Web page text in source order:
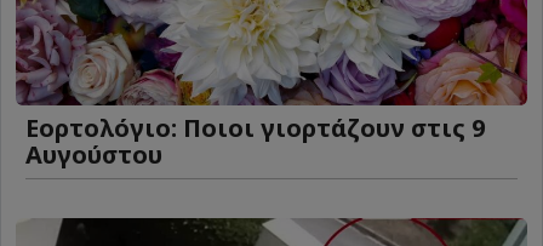
Εορτολόγιο: Ποιοι γιορτάζουν στις 9
Αυγούστου